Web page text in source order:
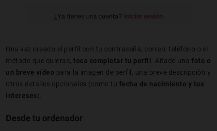
Una vez creado el perfil con tu contraseña, correo, teléfono o el
método que quieras, toca completar tu perfil . Añade una foto o
un breve vídeo para la imagen de perfil, una breve descripción y
otros detalles opcionales (como tu fecha de nacimiento y tus
intereses).
Desde tu ordenador